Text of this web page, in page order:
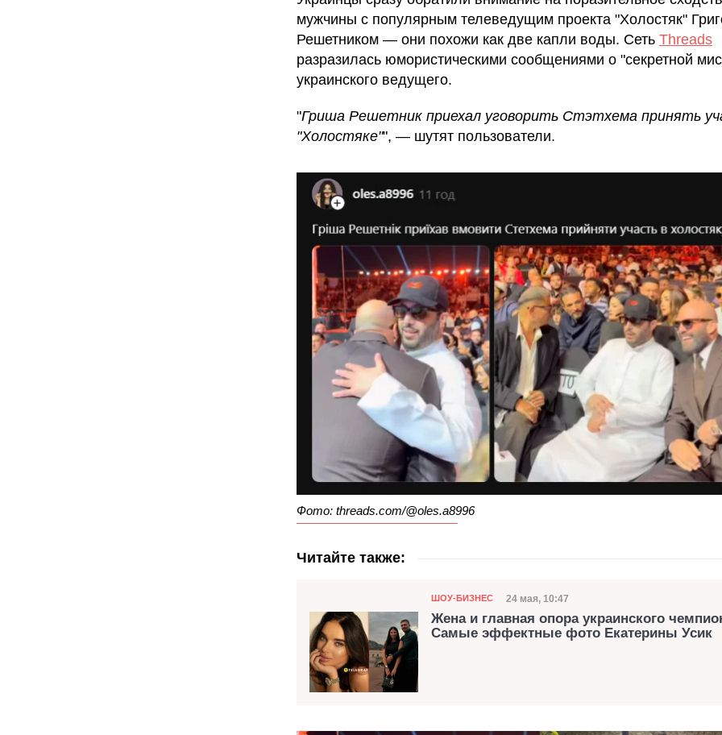
мужчины с популярным телеведущим проекта "Холостяк"
Решетником — они похожи как две капли воды. Сеть Threads
разразилась юмористическими сообщениями о "секретной
украинского ведущего.
"Гриша Решетник приехал уговорить Стэтхема принять
"Холостяке"", — шутят пользователи.
Фото: threads.com/@oles.a8996
Читайте также:
Категория
ШОУ-БИЗНЕС Дата публикации
24 мая, 10:47
Жена и главная опора украинского
Самые эффектные фото Екатерины Усик